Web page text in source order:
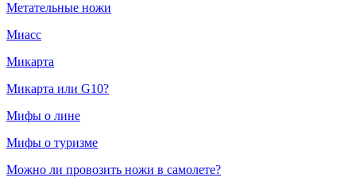
Метательные ножи
Миасс
Микарта
Микарта или G10?
Мифы о лине
Мифы о туризме
Можно ли провозить ножи в самолете?